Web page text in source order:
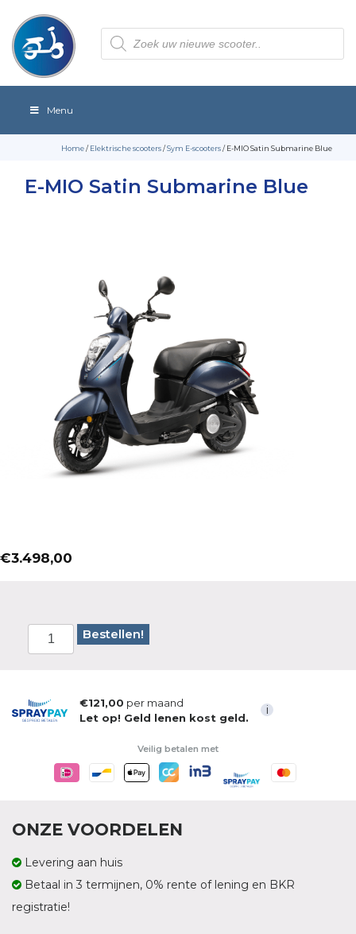
Producten
zoeken
Menu
Home/Elektrische scooters/Sym E-scooters/ E-MIO Satin Submarine Blue
E-MIO Satin Submarine Blue
€3.498,00
Bestellen!
€121,00 per maand
Let op! Geld lenen kost geld.
i
Veilig betalen met
ONZE VOORDELEN
Levering aan huis
Betaal in 3 termijnen, 0% rente of lening en BKR
registratie!